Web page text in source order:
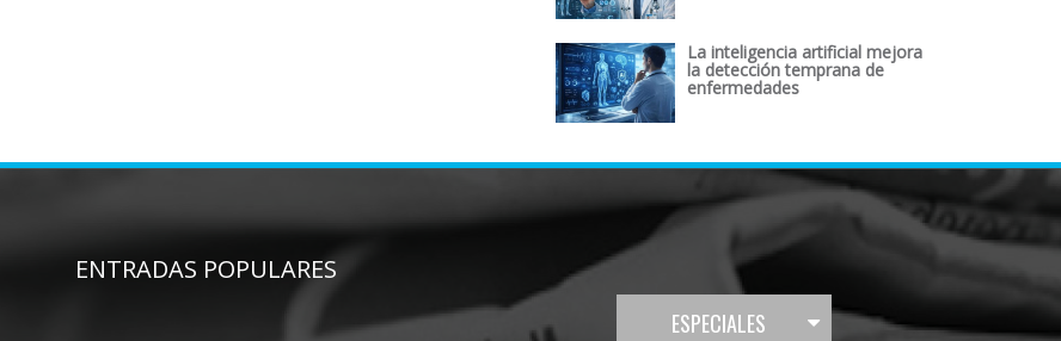
La inteligencia artificial mejora
la detección temprana de
enfermedades
ENTRADAS POPULARES
ESPECIALES